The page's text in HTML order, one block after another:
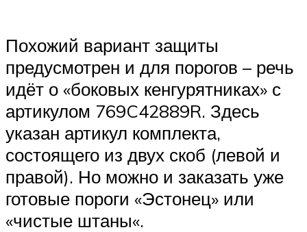
Похожий вариант защиты
предусмотрен и для порогов – речь
идёт о «боковых кенгурятниках» с
артикулом 769C42889R. Здесь
указан артикул комплекта,
состоящего из двух скоб (левой и
правой). Но можно и заказать уже
готовые пороги «Эстонец» или
«чистые штаны«.